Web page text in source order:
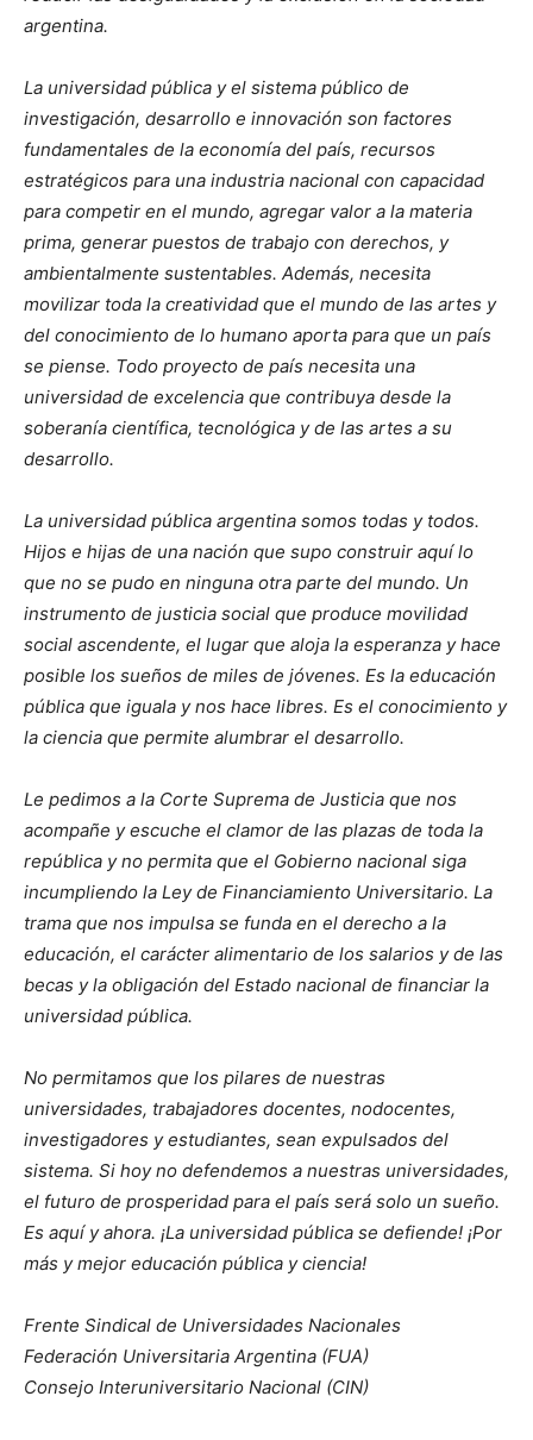
argentina.
La universidad pública y el sistema público de
investigación, desarrollo e innovación son factores
fundamentales de la economía del país, recursos
estratégicos para una industria nacional con capacidad
para competir en el mundo, agregar valor a la materia
prima, generar puestos de trabajo con derechos, y
ambientalmente sustentables. Además, necesita
movilizar toda la creatividad que el mundo de las artes y
del conocimiento de lo humano aporta para que un país
se piense. Todo proyecto de país necesita una
universidad de excelencia que contribuya desde la
soberanía científica, tecnológica y de las artes a su
desarrollo.
La universidad pública argentina somos todas y todos.
Hijos e hijas de una nación que supo construir aquí lo
que no se pudo en ninguna otra parte del mundo. Un
instrumento de justicia social que produce movilidad
social ascendente, el lugar que aloja la esperanza y hace
posible los sueños de miles de jóvenes. Es la educación
pública que iguala y nos hace libres. Es el conocimiento y
la ciencia que permite alumbrar el desarrollo.
Le pedimos a la Corte Suprema de Justicia que nos
acompañe y escuche el clamor de las plazas de toda la
república y no permita que el Gobierno nacional siga
incumpliendo la Ley de Financiamiento Universitario. La
trama que nos impulsa se funda en el derecho a la
educación, el carácter alimentario de los salarios y de las
becas y la obligación del Estado nacional de financiar la
universidad pública.
No permitamos que los pilares de nuestras
universidades, trabajadores docentes, nodocentes,
investigadores y estudiantes, sean expulsados del
sistema. Si hoy no defendemos a nuestras universidades,
el futuro de prosperidad para el país será solo un sueño.
Es aquí y ahora. ¡La universidad pública se defiende! ¡Por
más y mejor educación pública y ciencia!
Frente Sindical de Universidades Nacionales
Federación Universitaria Argentina (FUA)
Consejo Interuniversitario Nacional (CIN)